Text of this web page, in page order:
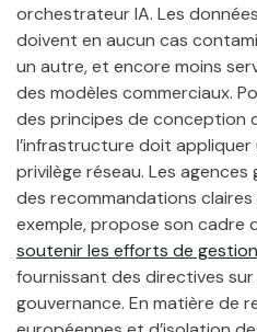
orchestrateur IA. Les
doivent en aucun cas
un autre, et encore moins
des modèles commerciaux.
des principes de conception
l’infrastructure doit
privilège réseau. Les
des recommandations claires
exemple, propose son cadre
soutenir les efforts de gestion
fournissant des directives
gouvernance. En matière de